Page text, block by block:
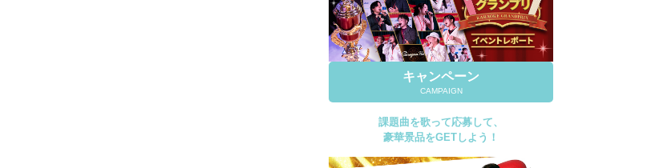
キャンペーン
CAMPAIGN
課題曲を歌って応募して、
豪華景品をGETしよう！